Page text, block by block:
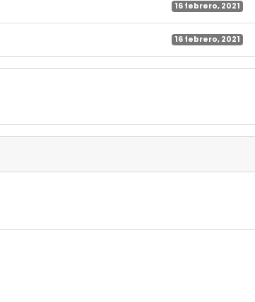
16 febrero, 2021
16 febrero, 2021